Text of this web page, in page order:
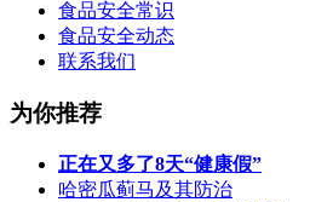
食品安全常识
食品安全动态
联系我们
为你推荐
正在又多了8天“健康假”
哈密瓜蓟马及其防治